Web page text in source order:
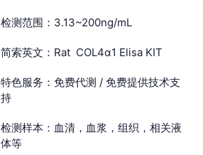
检测范围：3.13~200ng/mL
简索英文：Rat COL4α1 Elisa KIT
特色服务：免费代测 / 免费提供技术支
持
检测样本：血清，血浆，组织，相关液
体等